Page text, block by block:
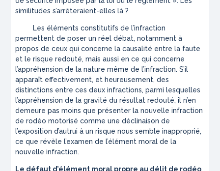
similitudes s’arrêteraient-elles là ?
Les éléments constitutifs de l’infraction
permettent de poser un réel débat, notamment à
propos de ceux qui concerne la causalité entre la faute
et le risque redouté, mais aussi en ce qui concerne
l’appréhension de la nature même de l’infraction. S’il
apparaît effectivement, et heureusement, des
distinctions entre ces deux infractions, parmi lesquelles
l’appréhension de la gravité du résultat redouté, il n’en
demeure pas moins que présenter la nouvelle infraction
de rodéo motorisé comme une déclinaison de
l’exposition d’autrui à un risque nous semble inapproprié,
ce que révèle l’examen de l’élément moral de la
nouvelle infraction.
Le défaut d’élément moral propre au délit de rodéo